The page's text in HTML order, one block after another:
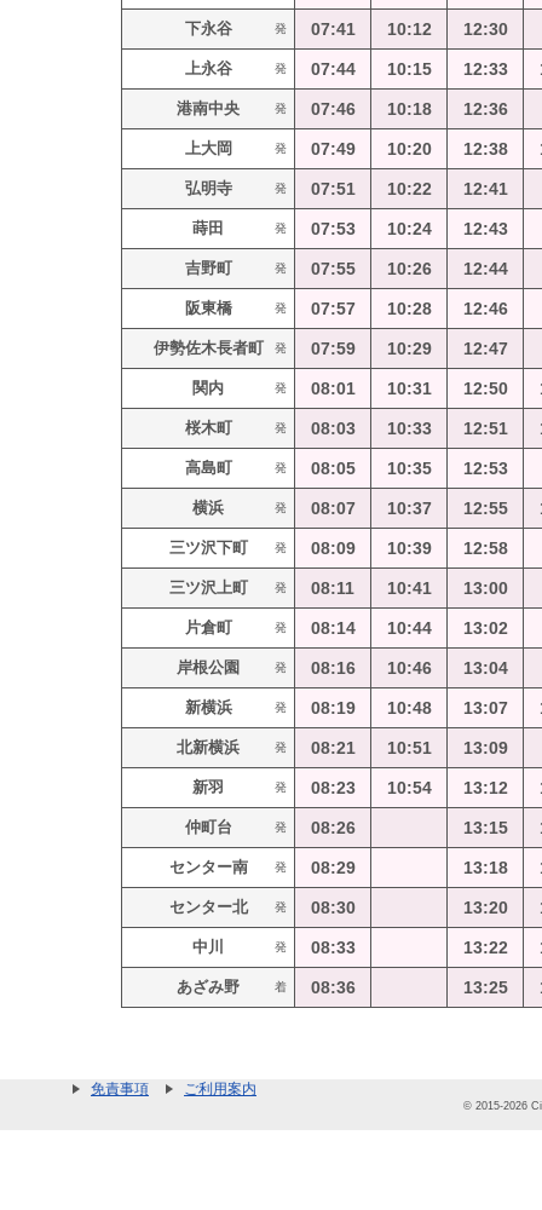
下永谷 発 07:41 10:12 12:30
上永谷 発 07:44 10:15 12:33
港南中央 発 07:46 10:18 12:36
上大岡 発 07:49 10:20 12:38
弘明寺 発 07:51 10:22 12:41
蒔田 発 07:53 10:24 12:43
吉野町 発 07:55 10:26 12:44
阪東橋 発 07:57 10:28 12:46
伊勢佐木長者町 発 07:59 10:29 12:47
関内 発 08:01 10:31 12:50
桜木町 発 08:03 10:33 12:51
高島町 発 08:05 10:35 12:53
横浜 発 08:07 10:37 12:55
三ツ沢下町 発 08:09 10:39 12:58
三ツ沢上町 発 08:11 10:41 13:00
片倉町 発 08:14 10:44 13:02
岸根公園 発 08:16 10:46 13:04
新横浜 発 08:19 10:48 13:07
北新横浜 発 08:21 10:51 13:09
新羽 発 08:23 10:54 13:12
仲町台 発 08:26 13:15
センター南 発 08:29 13:18
センター北 発 08:30 13:20
中川 発 08:33 13:22
あざみ野 着 08:36 13:25
免責事項 ご利用案内
© 2015-2026